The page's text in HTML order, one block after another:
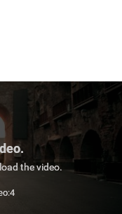
the video.